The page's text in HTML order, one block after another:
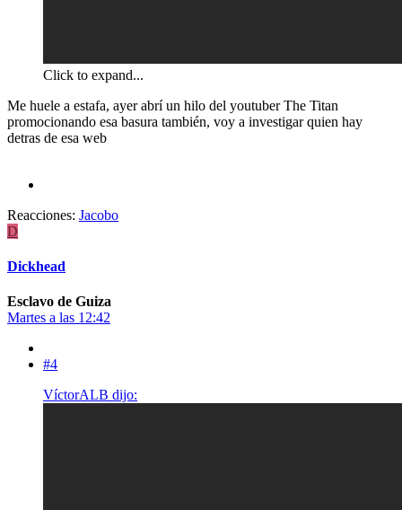
Click to expand...
Me huele a estafa, ayer abrí un hilo del youtuber The Titan
promocionando esa basura también, voy a investigar quien hay
detras de esa web
Reacciones: Jacobo
D
Dickhead
Esclavo de Guiza
Martes a las 12:42
#4
VíctorALB dijo: